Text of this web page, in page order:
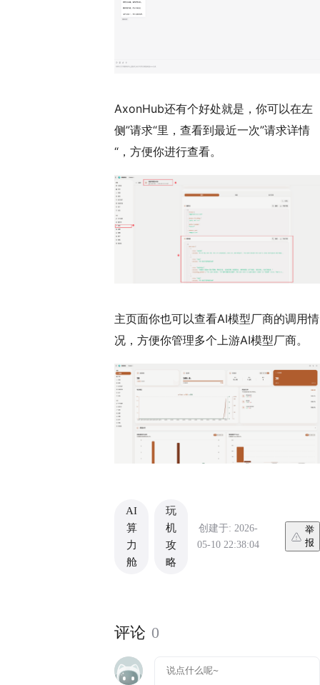
AxonHub还有个好处就是，你可以在左
侧”请求“里，查看到最近一次”请求详情
“，方便你进行查看。
主页面你也可以查看AI模型厂商的调用情
况，方便你管理多个上游AI模型厂商。
AI
算
力
舱
玩
机
攻
略
创建于: 2026-
05-10 22:38:04
举
报
评论 0